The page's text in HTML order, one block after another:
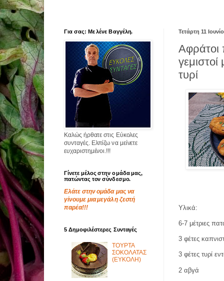
Τετάρτη 11
Αφράτοι
τυρί
Υλικά:
6-7 μέτριες
3 φέτες
3 φέτες τυρί
2 αβγά
Για σας: Με λένε Βαγγέλη.
Καλώς ήρθατε στις Εύκολες
συνταγές. Ελπίζω να μείνετε
ευχαριστημένοι.!!!
Γίνετε μέλος στην ομάδα μας,
πατώντας τον σύνδεσμο.
Ελάτε στην ομάδα μας να
γίνουμε μια μεγάλη ζεστή
παρέα!!!
5 Δημοφιλέστερες Συνταγές
ΤΟΥΡΤΑ
ΣΟΚΟΛΑΤΑΣ
(ΕΥΚΟΛΗ)